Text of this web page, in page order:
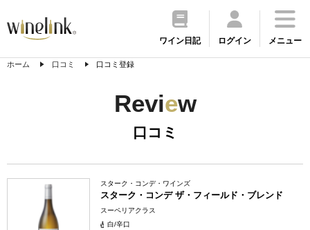
ワイン日記 ログイン メニュー
ホーム 口コミ 口コミ登録
Review
口コミ
スターク・コンデ・ワインズ
スターク・コンデ ザ・フィールド・ブレンド
スーペリアクラス
白/辛口